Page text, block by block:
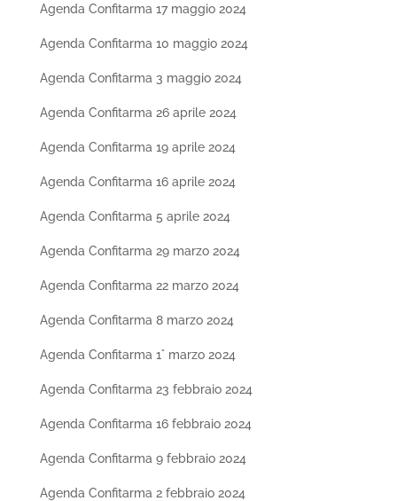
Agenda Confitarma 17 maggio 2024
Agenda Confitarma 10 maggio 2024
Agenda Confitarma 3 maggio 2024
Agenda Confitarma 26 aprile 2024
Agenda Confitarma 19 aprile 2024
Agenda Confitarma 16 aprile 2024
Agenda Confitarma 5 aprile 2024
Agenda Confitarma 29 marzo 2024
Agenda Confitarma 22 marzo 2024
Agenda Confitarma 8 marzo 2024
Agenda Confitarma 1° marzo 2024
Agenda Confitarma 23 febbraio 2024
Agenda Confitarma 16 febbraio 2024
Agenda Confitarma 9 febbraio 2024
Agenda Confitarma 2 febbraio 2024